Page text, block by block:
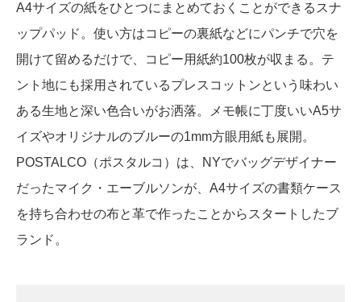
A4サイズの紙をひとつにまとめておくことができるスナ
ップパッド。使い方はコピーの裏紙などにパンチで穴を
開けて留めるだけで、コピー用紙約100枚が収まる。テ
ント地にも採用されているプレスコットンという味わい
ある生地と深い色合いがお洒落。メモ帳に丁度いいA5サ
イズやオリジナルのブルーの1mm方眼用紙も展開。
POSTALCO（ポスタルコ）は、NYでバッグデザイナー
だったマイク・エーブルソンが、A4サイズの書類ケース
を持ち合わせの布と革で作ったことからスタートしたブ
ランド。